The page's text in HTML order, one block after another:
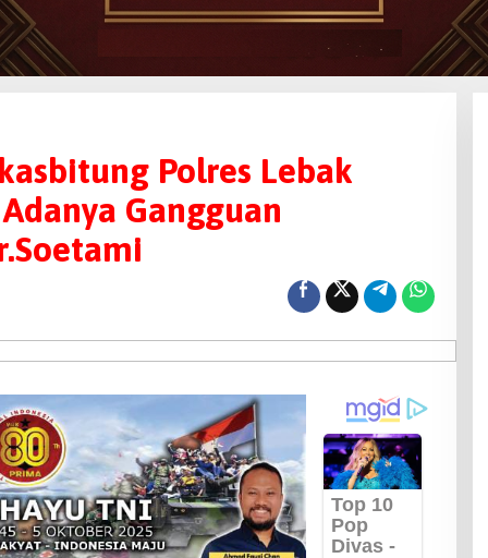
Polres Lebak
Gangguan